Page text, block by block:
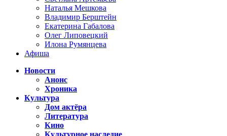
Наталья Мешкова
Владимир Берштейн
Екатерина Габалова
Олег Липовецкий
Илона Румянцева
Афиша
Новости
Анонс
Хроника
Культура
Дом актёра
Литература
Кино